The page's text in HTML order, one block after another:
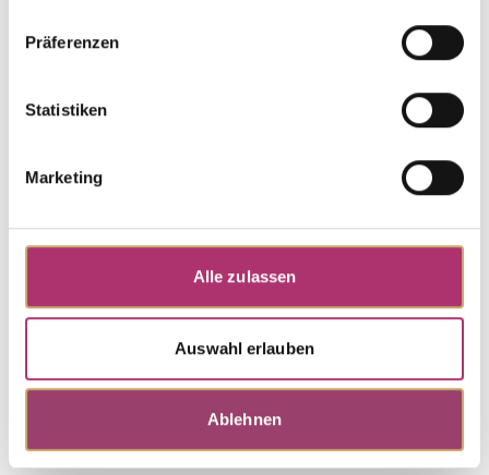
Präferenzen
Statistiken
Marketing
Alle zulassen
Auswahl erlauben
Ablehnen
Solitaire · New York · Ring · Weißgold 585 · Brillant
0,05ct H/SI
Solitaire · New York · Anhänger · Weißgold 585 ·
UVP: € 279,00
Weitere Stücke entdecken.